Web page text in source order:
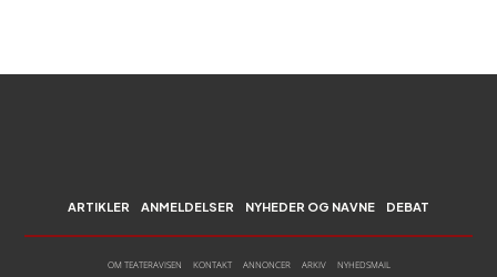
ARTIKLER ANMELDELSER NYHEDER OG NAVNE DEBAT
OM TEATERAVISEN KONTAKT ANNONCER ARKIV NYHEDSMAIL